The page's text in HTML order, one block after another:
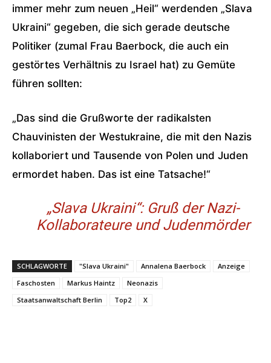
immer mehr zum neuen „Heil“ werdenden „Slava
Ukraini“ gegeben, die sich gerade deutsche
Politiker (zumal Frau Baerbock, die auch ein
gestörtes Verhältnis zu Israel hat) zu Gemüte
führen sollten:
„Das sind die Grußworte der radikalsten
Chauvinisten der Westukraine, die mit den Nazis
kollaboriert und Tausende von Polen und Juden
ermordet haben. Das ist eine Tatsache!“
„Slava Ukraini“: Gruß der Nazi-
Kollaborateure und Judenmörder
SCHLAGWORTE "Slava Ukraini" Annalena Baerbock
Anzeige
Faschosten
Markus Haintz
Neonazis
Staatsanwaltschaft Berlin
Top2 X